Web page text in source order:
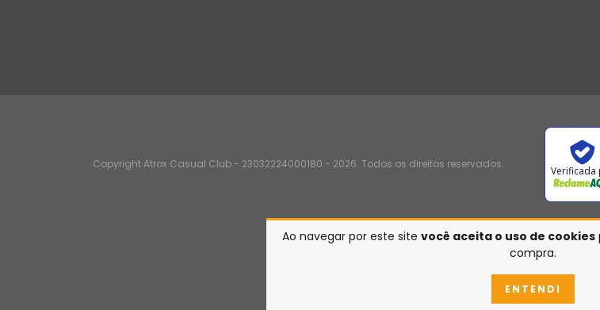
Ao navegar por este site você aceita o uso de cookies
compra.
ENTENDI
Copyright Atrox Casual Club - 23032224000180 - 2026. Todos os direitos reservados.
Verificada